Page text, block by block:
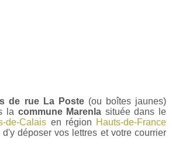
de rue La Poste(ou boîtes jaunes)
la commune Marenla située dans le
de-Calais en région Hauts-de-France
déposer vos lettres et votre courrier